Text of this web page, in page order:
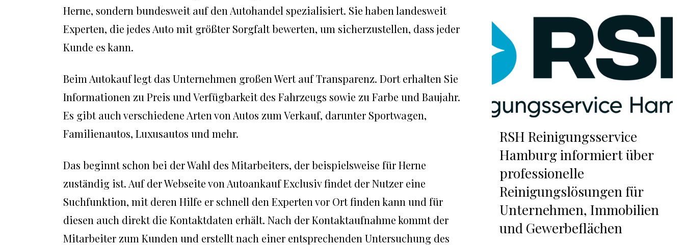
Herne, sondern bundesweit auf den Autohandel spezialisiert. Sie haben landesweit
Experten, die jedes Auto mit größter Sorgfalt bewerten, um sicherzustellen, dass jeder
Kunde es kann.
Beim Autokauf legt das Unternehmen großen Wert auf Transparenz. Dort erhalten Sie
Informationen zu Preis und Verfügbarkeit des Fahrzeugs sowie zu Farbe und Baujahr.
Es gibt auch verschiedene Arten von Autos zum Verkauf, darunter Sportwagen,
Familienautos, Luxusautos und mehr.
Das beginnt schon bei der Wahl des Mitarbeiters, der beispielsweise für Herne
zuständig ist. Auf der Webseite von Autoankauf Exclusiv findet der Nutzer eine
Suchfunktion, mit deren Hilfe er schnell den Experten vor Ort finden kann und für
diesen auch direkt die Kontaktdaten erhält. Nach der Kontaktaufnahme kommt der
Mitarbeiter zum Kunden und erstellt nach einer entsprechenden Untersuchung des
RSH Reinigungsservice
Hamburg informiert über
professionelle
Reinigungslösungen für
Unternehmen, Immobilien
und Gewerbeflächen